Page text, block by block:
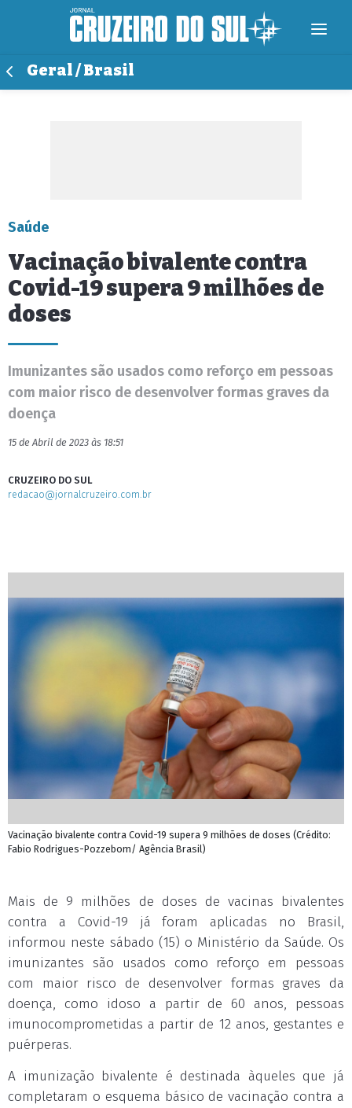
Geral / Brasil
Saúde
Vacinação bivalente contra
Covid-19 supera 9 milhões de
doses
Imunizantes são usados como reforço em pessoas
com maior risco de desenvolver formas graves da
doença
15 de Abril de 2023 às 18:51
CRUZEIRO DO SUL
redacao@jornalcruzeiro.com.br
Vacinação bivalente contra Covid-19 supera 9 milhões de doses (Crédito:
Fabio Rodrigues-Pozzebom/ Agência Brasil)
Mais de 9 milhões de doses de vacinas bivalentes
contra a Covid-19 já foram aplicadas no Brasil,
informou neste sábado (15) o Ministério da Saúde. Os
imunizantes são usados como reforço em pessoas
com maior risco de desenvolver formas graves da
doença, como idoso a partir de 60 anos, pessoas
imunocomprometidas a partir de 12 anos, gestantes e
puérperas.
A imunização bivalente é destinada àqueles que já
completaram o esquema básico de vacinação contra a